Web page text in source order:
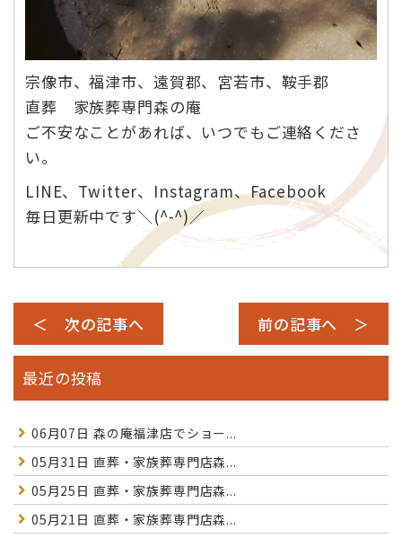
宗像市、福津市、遠賀郡、宮若市、鞍手郡
直葬 家族葬専門森の庵
ご不安なことがあれば、いつでもご連絡くださ
い。
LINE、Twitter、Instagram、Facebook
毎日更新中です＼(^-^)／
＜ 次の記事へ 前の記事へ ＞
最近の投稿
06月07日 森の庵福津店でショー...
05月31日 直葬・家族葬専門店森...
05月25日 直葬・家族葬専門店森...
05月21日 直葬・家族葬専門店森...